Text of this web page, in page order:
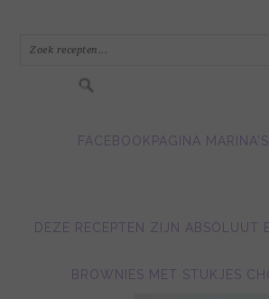
FACEBOOKPAGINA
DEZE RECEPTEN ZIJN ABSOLUUT
BROWNIES MET STUKJES